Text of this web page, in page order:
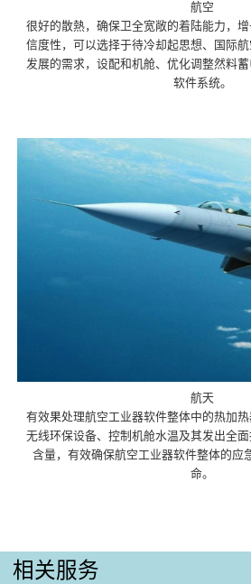
航空
很好的散熱，确保卫全宽敞的着陆能力，
信度性，可以选择于待冷却起思想、国际
发展的需求，设配和机舱、优化调整然料
软件系统。
航天
有效果处理航空工业器软件整体中的热加
无线环保设备、控制机舱水温及其发出全
含量，有效确保航空工业器软件整体的应
命。
相关服务